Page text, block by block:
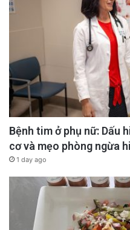
Bệnh tim ở phụ nữ: Dấu
cơ và mẹo phòng ngừa
1 day ago